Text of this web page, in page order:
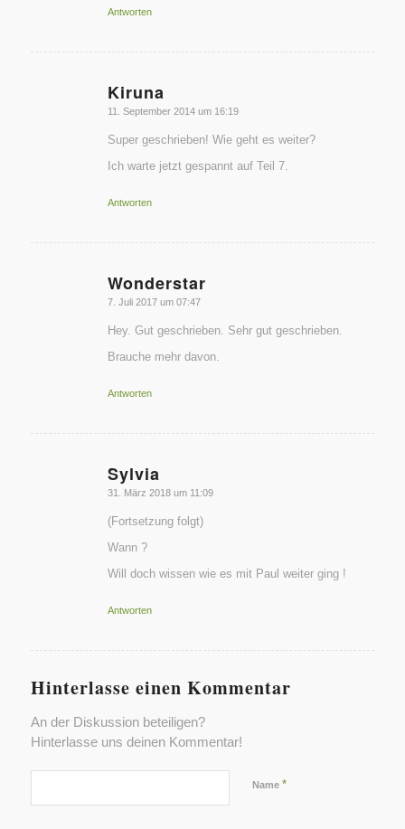
Antworten
Kiruna
sagte:
11. September 2014 um 16:19
Super geschrieben! Wie geht es weiter?
Ich warte jetzt gespannt auf Teil 7.
Antworten
Wonderstar
sagte:
7. Juli 2017 um 07:47
Hey. Gut geschrieben. Sehr gut geschrieben.
Brauche mehr davon.
Antworten
Sylvia
sagte:
31. März 2018 um 11:09
(Fortsetzung folgt)
Wann ?
Will doch wissen wie es mit Paul weiter ging !
Antworten
Hinterlasse einen Kommentar
An der Diskussion beteiligen?
Hinterlasse uns deinen Kommentar!
Name *